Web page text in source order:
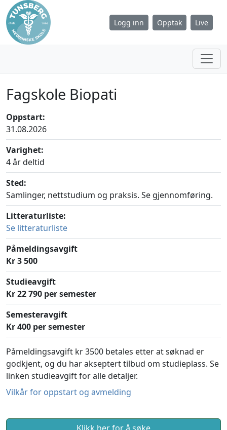
Logg inn Opptak Live
Fagskole Biopati
Oppstart:
31.08.2026
Varighet:
4 år deltid
Sted:
Samlinger, nettstudium og praksis. Se gjennomføring.
Litteraturliste:
Se litteraturliste
Påmeldingsavgift
Kr 3 500
Studieavgift
Kr 22 790 per semester
Semesteravgift
Kr 400 per semester
Påmeldingsavgift kr 3500 betales etter at søknad er
godkjent, og du har akseptert tilbud om studieplass. Se
linken studieavgift for alle detaljer.
Vilkår for oppstart og avmelding